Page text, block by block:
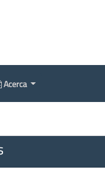
Acerca